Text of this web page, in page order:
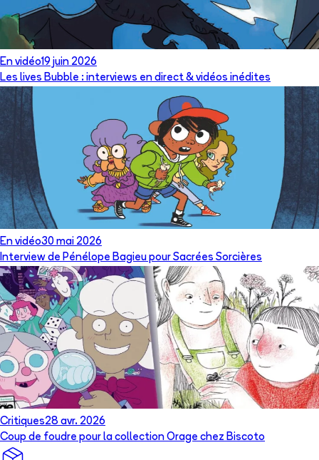
En vidéo19 juin 2026
Les lives Bubble : interviews en direct & vidéos inédites
En vidéo30 mai 2026
Interview de Pénélope Bagieu pour Sacrées Sorcières
Critiques28 avr. 2026
Coup de foudre pour la collection Orage chez Biscoto